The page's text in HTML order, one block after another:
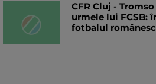
CFR Cluj -
urmele lui FCSB:
fotbalul românesc